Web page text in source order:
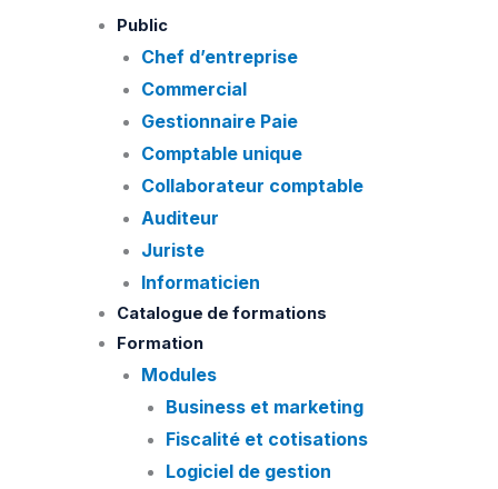
Public
Chef d’entreprise
Commercial
Gestionnaire Paie
Comptable unique
Collaborateur comptable
Auditeur
Juriste
Informaticien
Catalogue de formations
Formation
Modules
Business et marketing
Fiscalité et cotisations
Logiciel de gestion